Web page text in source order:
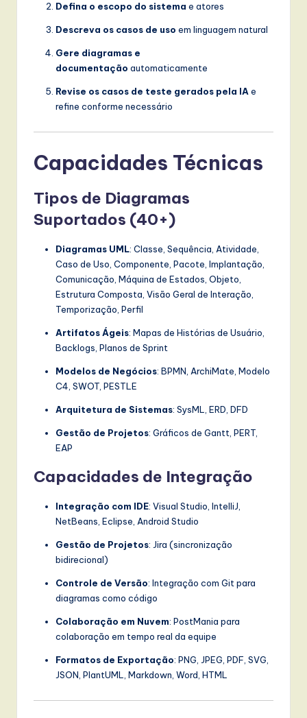
Defina o escopo do sistema e atores
Descreva os casos de uso em linguagem natural
Gere diagramas e
documentação automaticamente
Revise os casos de teste gerados pela IA e
refine conforme necessário
Capacidades Técnicas
Tipos de Diagramas
Suportados (40+)
Diagramas UML: Classe, Sequência, Atividade,
Caso de Uso, Componente, Pacote, Implantação,
Comunicação, Máquina de Estados, Objeto,
Estrutura Composta, Visão Geral de Interação,
Temporização, Perfil
Artifatos Ágeis: Mapas de Histórias de Usuário,
Backlogs, Planos de Sprint
Modelos de Negócios: BPMN, ArchiMate, Modelo
C4, SWOT, PESTLE
Arquitetura de Sistemas: SysML, ERD, DFD
Gestão de Projetos: Gráficos de Gantt, PERT,
EAP
Capacidades de Integração
Integração com IDE: Visual Studio, IntelliJ,
NetBeans, Eclipse, Android Studio
Gestão de Projetos: Jira (sincronização
bidirecional)
Controle de Versão: Integração com Git para
diagramas como código
Colaboração em Nuvem: PostMania para
colaboração em tempo real da equipe
Formatos de Exportação: PNG, JPEG, PDF, SVG,
JSON, PlantUML, Markdown, Word, HTML